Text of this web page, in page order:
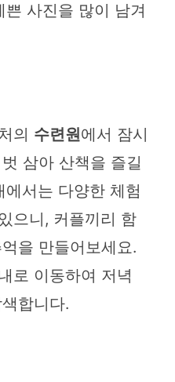
사진을 많이 남겨
의 수련원에서 잠시
삼아 산책을 즐길
서는 다양한 체험
으니, 커플끼리 함
을 만들어보세요.
로 이동하여 저녁
합니다.